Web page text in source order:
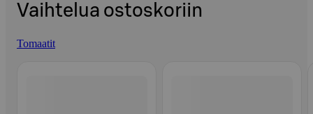
Vaihtelua ostoskoriin
Tomaatit